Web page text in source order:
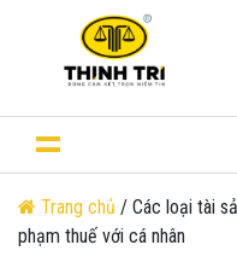
Trang chủ / Các loại tài
phạm thuế với cá nhân